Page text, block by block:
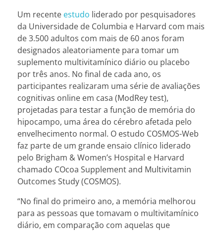
Um recente estudo liderado por pesquisadores
da Universidade de Columbia e Harvard com mais
de 3.500 adultos com mais de 60 anos foram
designados aleatoriamente para tomar um
suplemento multivitamínico diário ou placebo
por três anos. No final de cada ano, os
participantes realizaram uma série de avaliações
cognitivas online em casa (ModRey test),
projetadas para testar a função de memória do
hipocampo, uma área do cérebro afetada pelo
envelhecimento normal. O estudo COSMOS-Web
faz parte de um grande ensaio clínico liderado
pelo Brigham & Women’s Hospital e Harvard
chamado COcoa Supplement and Multivitamin
Outcomes Study (COSMOS).
“No final do primeiro ano, a memória melhorou
para as pessoas que tomavam o multivitamínico
diário, em comparação com aquelas que